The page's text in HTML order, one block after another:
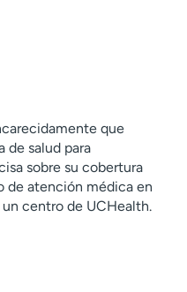
que
de salud para
sobre su cobertura
de atención médica en
centro de UCHealth.